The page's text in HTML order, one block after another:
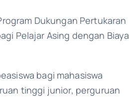
Dukungan Pertukaran
Pelajar Asing dengan Biaya
bagi mahasiswa
tinggi junior, perguruan